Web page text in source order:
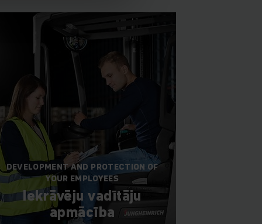
DEVELOPMENT AND PROTECTION OF
YOUR EMPLOYEES
Iekrāvēju vadītāju
apmācība